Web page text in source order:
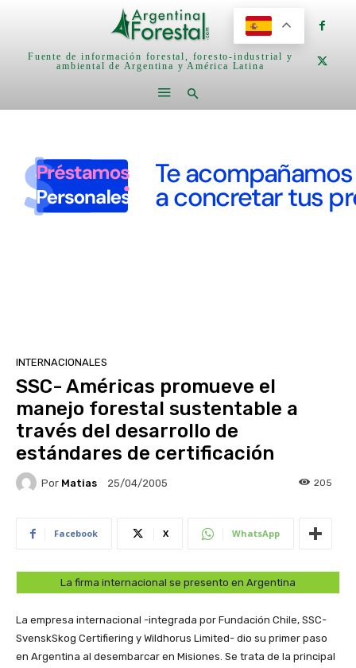
Fuente de información forestal, foresto-industrial y
ambiental de Argentina y América Latina
INTERNACIONALES
SSC- Américas promueve el
manejo forestal sustentable a
través del desarrollo de
estándares de certificación
Por Matias 25/04/2005 205
Facebook X WhatsApp
La firma internacional se presento en Argentina
La empresa internacional -integrada por Fundación Chile, SSC-
SvenskSkog Certifiering y Wildhorus Limited- dio su primer paso
en Argentina al desembarcar en Misiones. Se trata de la principal